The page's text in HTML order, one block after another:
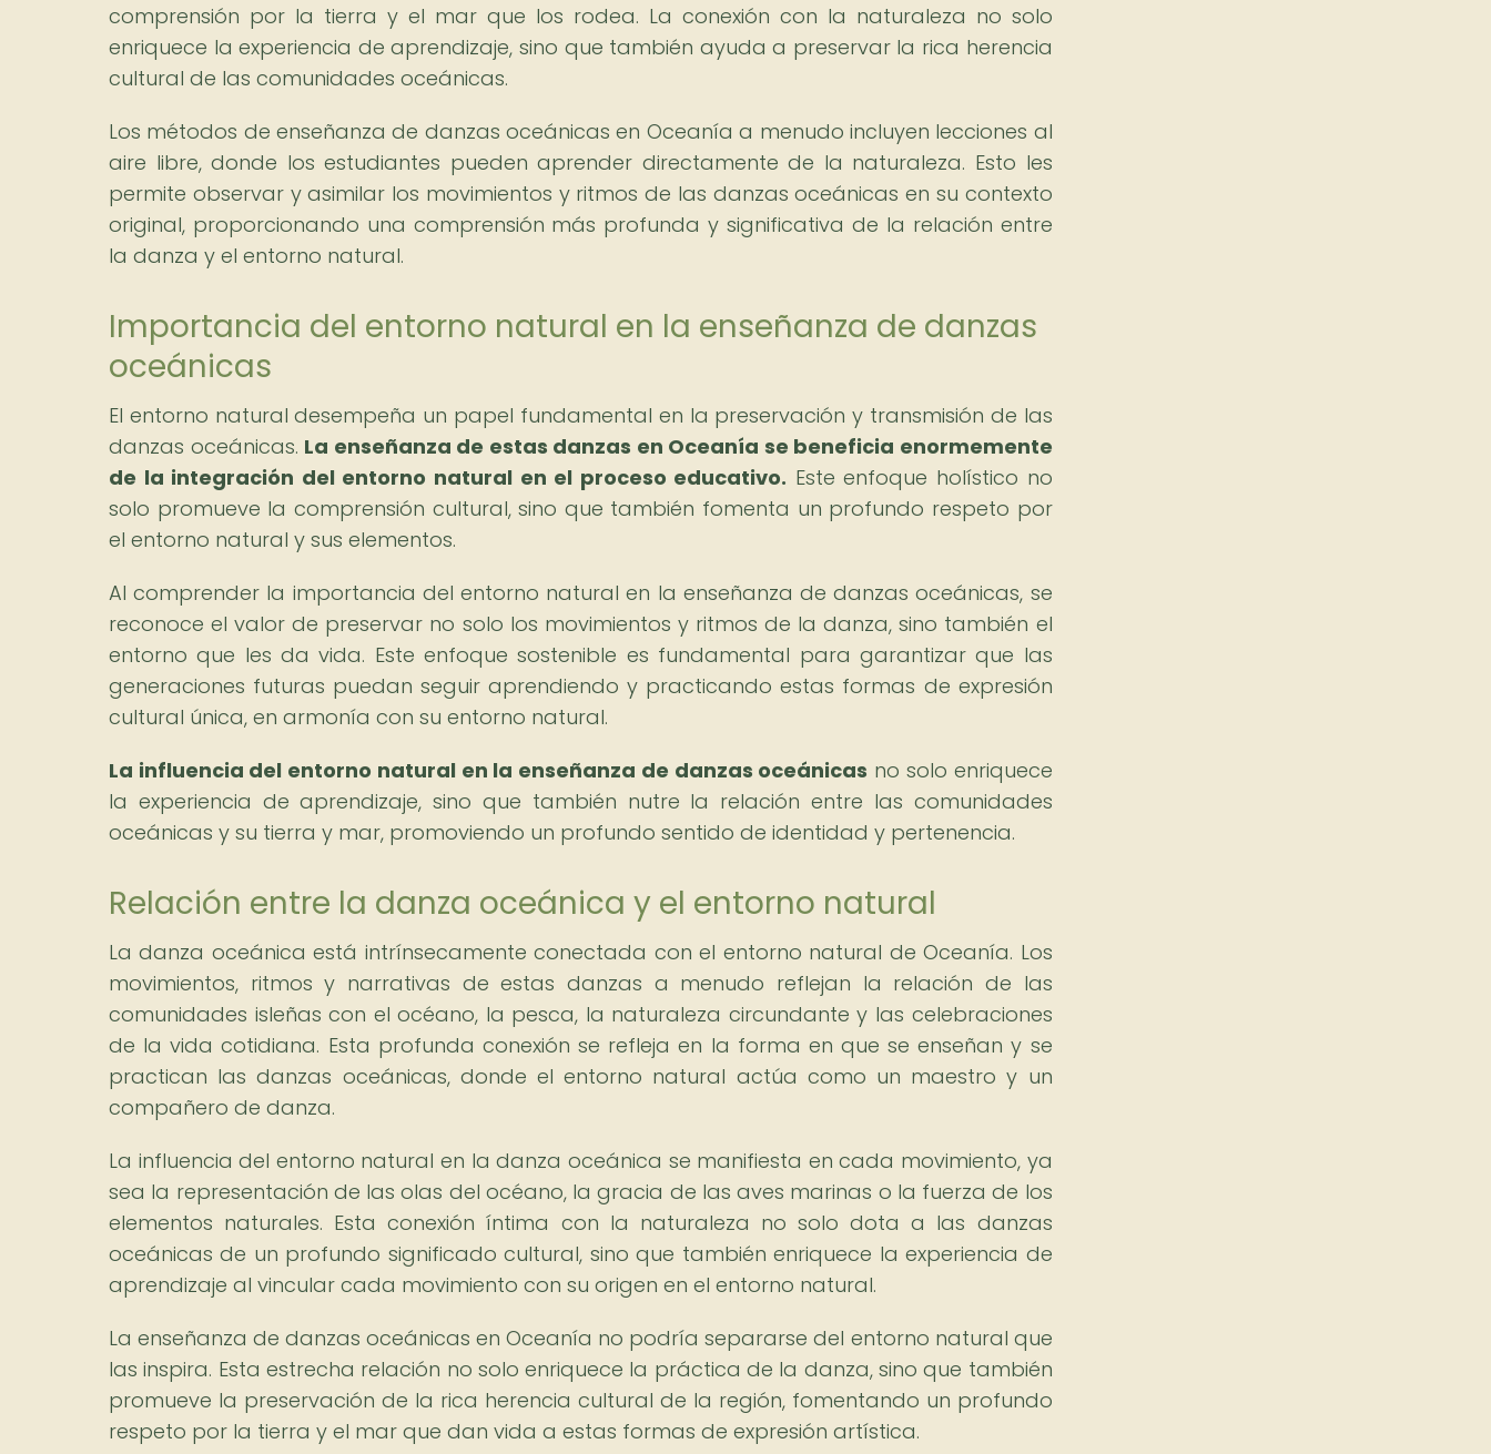
comprensión por la tierra y el mar que los rodea. La conexión con la naturaleza no solo
enriquece la experiencia de aprendizaje, sino que también ayuda a preservar la rica herencia
cultural de las comunidades oceánicas.
Los métodos de enseñanza de danzas oceánicas en Oceanía a menudo incluyen lecciones al
aire libre, donde los estudiantes pueden aprender directamente de la naturaleza. Esto les
permite observar y asimilar los movimientos y ritmos de las danzas oceánicas en su contexto
original, proporcionando una comprensión más profunda y significativa de la relación entre
la danza y el entorno natural.
Importancia del entorno natural en la enseñanza de danzas
oceánicas
El entorno natural desempeña un papel fundamental en la preservación y transmisión de las
danzas oceánicas. La enseñanza de estas danzas en Oceanía se beneficia enormemente
de la integración del entorno natural en el proceso educativo. Este enfoque holístico no
solo promueve la comprensión cultural, sino que también fomenta un profundo respeto por
el entorno natural y sus elementos.
Al comprender la importancia del entorno natural en la enseñanza de danzas oceánicas, se
reconoce el valor de preservar no solo los movimientos y ritmos de la danza, sino también el
entorno que les da vida. Este enfoque sostenible es fundamental para garantizar que las
generaciones futuras puedan seguir aprendiendo y practicando estas formas de expresión
cultural única, en armonía con su entorno natural.
La influencia del entorno natural en la enseñanza de danzas oceánicas no solo enriquece
la experiencia de aprendizaje, sino que también nutre la relación entre las comunidades
oceánicas y su tierra y mar, promoviendo un profundo sentido de identidad y pertenencia.
Relación entre la danza oceánica y el entorno natural
La danza oceánica está intrínsecamente conectada con el entorno natural de Oceanía. Los
movimientos, ritmos y narrativas de estas danzas a menudo reflejan la relación de las
comunidades isleñas con el océano, la pesca, la naturaleza circundante y las celebraciones
de la vida cotidiana. Esta profunda conexión se refleja en la forma en que se enseñan y se
practican las danzas oceánicas, donde el entorno natural actúa como un maestro y un
compañero de danza.
La influencia del entorno natural en la danza oceánica se manifiesta en cada movimiento, ya
sea la representación de las olas del océano, la gracia de las aves marinas o la fuerza de los
elementos naturales. Esta conexión íntima con la naturaleza no solo dota a las danzas
oceánicas de un profundo significado cultural, sino que también enriquece la experiencia de
aprendizaje al vincular cada movimiento con su origen en el entorno natural.
La enseñanza de danzas oceánicas en Oceanía no podría separarse del entorno natural que
las inspira. Esta estrecha relación no solo enriquece la práctica de la danza, sino que también
promueve la preservación de la rica herencia cultural de la región, fomentando un profundo
respeto por la tierra y el mar que dan vida a estas formas de expresión artística.